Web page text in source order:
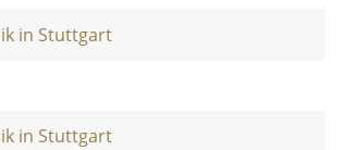
in Stuttgart
in Stuttgart